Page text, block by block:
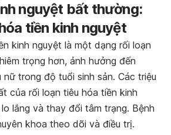
nguyệt bất thường:
tiền kinh nguyệt
kinh nguyệt là một dạng rối loạn
trọng hơn, ảnh hưởng đến
nữ trong độ tuổi sinh sản. Các triệu
của rối loạn tiêu hóa tiền kinh
lắng và thay đổi tâm trạng. Bệnh
khoa theo dõi và điều trị.